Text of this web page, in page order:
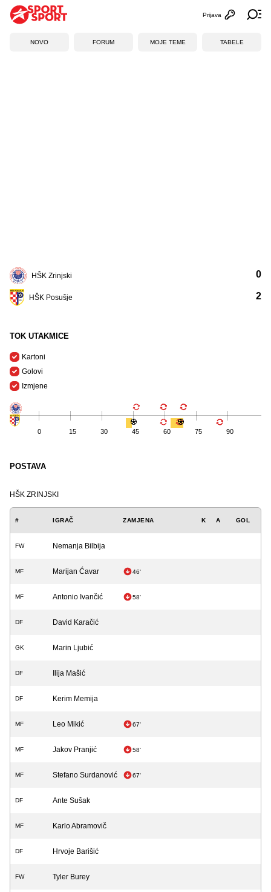
Otvori
Prijava
NOVO FORUM MOJE TEME TABELE
HŠK Zrinjski
HŠK Posušje
0
2
TOK UTAKMICE
Kartoni
Golovi
Izmjene
0 15 30 45 60 75 90
POSTAVA
HŠK ZRINJSKI
# IGRAČ ZAMJENA K A GOL
FW Nemanja Bilbija
MF Marijan Ćavar 46'
MF Antonio Ivančić 58'
DF David Karačić
GK Marin Ljubić
DF Ilija Mašić
DF Kerim Memija
MF Leo Mikić 67'
MF Jakov Pranjić 58'
MF Stefano Surdanović 67'
DF Ante Sušak
MF Karlo Abramovič
DF Hrvoje Barišić
FW Tyler Burey